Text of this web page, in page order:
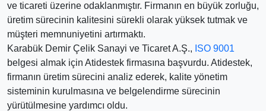
ve ticareti üzerine odaklanmıştır. Firmanın en büyük zorluğu,
üretim sürecinin kalitesini sürekli olarak yüksek tutmak ve
müşteri memnuniyetini artırmaktı.
Karabük Demir Çelik Sanayi ve Ticaret A.Ş., ISO 9001
belgesi almak için Atidestek firmasına başvurdu. Atidestek,
firmanın üretim sürecini analiz ederek, kalite yönetim
sisteminin kurulmasına ve belgelendirme sürecinin
yürütülmesine yardımcı oldu.